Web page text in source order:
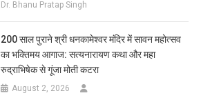
Dr. Bhanu Pratap Singh
200 साल पुराने श्री धनकामेश्वर मंदिर में सावन महोत्सव
का भक्तिमय आगाज: सत्यनारायण कथा और महा
रुद्राभिषेक से गूंजा मोती कटरा
August 2, 2026